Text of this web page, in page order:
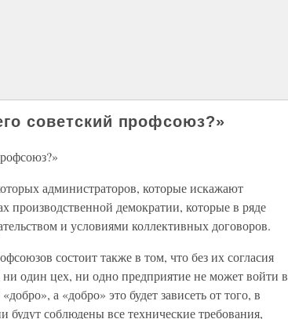
советский профсоюз?»
администраторов, которые искажают
производственной демократии, которые в ряде
и условиями коллективных договоров.
состоит также в том, что без их согласия
один цех, ни одно предприятие не может войти в
а «добро» это будет зависеть от того, в
будут соблюдены все технические требования,